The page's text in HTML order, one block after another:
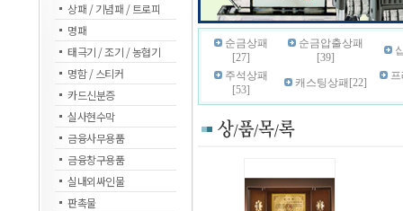
상패 / 기념패 / 트로피
명패
태극기 / 조기 / 농협기
명함 / 스티커
카드신분증
실사현수막
금융사무용품
금융창구용품
실내외싸인물
판촉물
순금상패
[27]
순금압출상패
[39]
주석상패
[53]
캐스팅상패[22]
프